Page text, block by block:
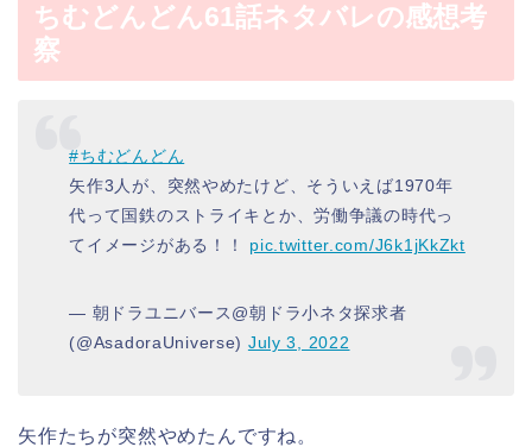
ちむどんどん61話ネタバレの感想考
察
#ちむどんどん
矢作3人が、突然やめたけど、そういえば1970年
代って国鉄のストライキとか、労働争議の時代っ
てイメージがある！！ pic.twitter.com/J6k1jKkZkt
— 朝ドラユニバース@朝ドラ小ネタ探求者
(@AsadoraUniverse) July 3, 2022
矢作たちが突然やめたんですね。